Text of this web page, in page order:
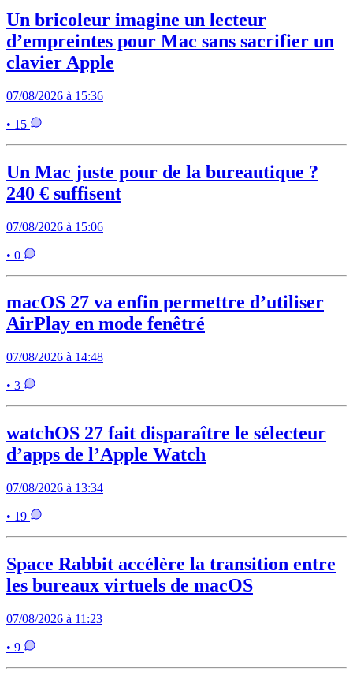
Un bricoleur imagine un lecteur
d’empreintes pour Mac sans sacrifier un
clavier Apple
07/08/2026 à 15:36
• 15
Un Mac juste pour de la bureautique ?
240 € suffisent
07/08/2026 à 15:06
• 0
macOS 27 va enfin permettre d’utiliser
AirPlay en mode fenêtré
07/08/2026 à 14:48
• 3
watchOS 27 fait disparaître le sélecteur
d’apps de l’Apple Watch
07/08/2026 à 13:34
• 19
Space Rabbit accélère la transition entre
les bureaux virtuels de macOS
07/08/2026 à 11:23
• 9